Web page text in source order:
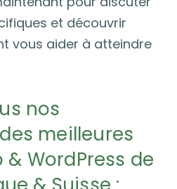
et découvrir
vous aider à atteindre
nos
meilleures
WordPress de